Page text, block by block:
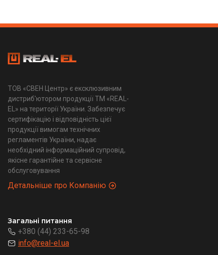
ТОВ «СВЕН Центр» є ексклюзивним
дистриб'ютором продукції ТМ «REAL-
EL» на території України. Забезпечує
сертифікацію і відповідність цієї
продукції вимогам технічних
регламентів України, надає
необхідний інформаційний супровід,
якісне гарантійне та сервісне
обслуговування
Детальніше про Компанію
Загальні питання
+380 (44) 233-65-98
info@real-el.ua